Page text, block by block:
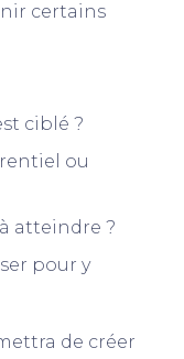
certains
ciblé ?
ou
atteindre ?
pour y
de créer